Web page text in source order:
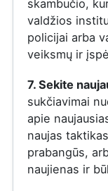
skambučio,
valdžios
policijai arba
veiksmų ir
7. Sekite
sukčiavimai
apie
naujas
prabangūs,
naujienas ir